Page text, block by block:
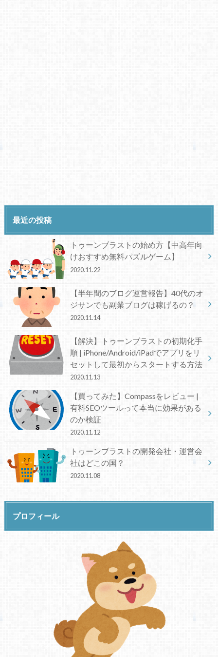
最近の投稿
トゥーンブラストの始め方【中高年向
けおすすめ無料パズルゲーム】
2020.11.22
【半年間のブログ運営報告】40代のオ
ジサンでも副業ブログは稼げるの？
2020.11.14
【解決】トゥーンブラストの初期化手
順 | iPhone/Android/iPadでアプリをリ
セットして最初からスタートする方法
2020.11.13
【買ってみた】Compassをレビュー |
有料SEOツールって本当に効果がある
のか検証
2020.11.12
トゥーンブラストの開発会社・運営会
社はどこの国？
2020.11.08
プロフィール